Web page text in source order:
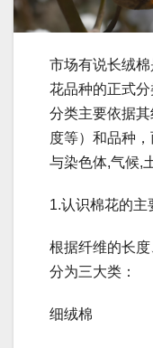
市场有说长绒棉
花品种的正式
分类主要依据
度等）和品种
与染色体,气候,
1.认识棉花的主
根据纤维的长
分为三大类：
细绒棉